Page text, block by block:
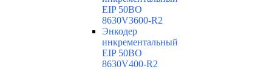
EIP 50BO
8630V3600-R2
Энкодер
инкрементальный
EIP 50BO
8630V400-R2